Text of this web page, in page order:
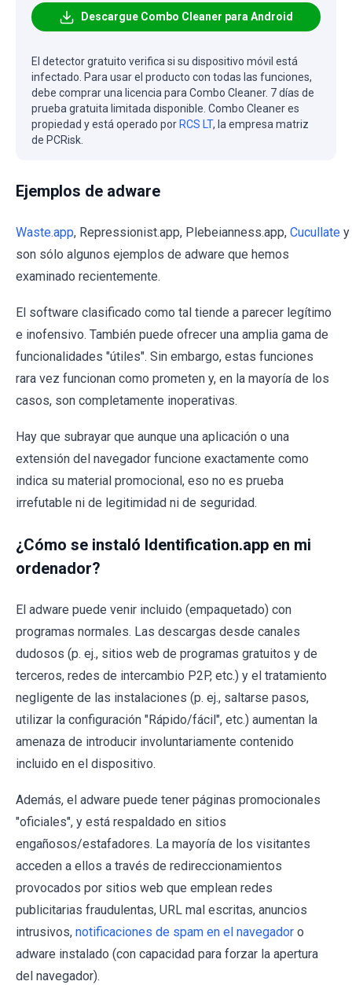
Descargue Combo Cleaner para Android
El detector gratuito verifica si su dispositivo móvil está
infectado. Para usar el producto con todas las funciones,
debe comprar una licencia para Combo Cleaner. 7 días de
prueba gratuita limitada disponible. Combo Cleaner es
propiedad y está operado por RCS LT, la empresa matriz
de PCRisk.
Ejemplos de adware
Waste.app, Repressionist.app, Plebeianness.app, Cucullate y
son sólo algunos ejemplos de adware que hemos
examinado recientemente.
El software clasificado como tal tiende a parecer legítimo
e inofensivo. También puede ofrecer una amplia gama de
funcionalidades "útiles". Sin embargo, estas funciones
rara vez funcionan como prometen y, en la mayoría de los
casos, son completamente inoperativas.
Hay que subrayar que aunque una aplicación o una
extensión del navegador funcione exactamente como
indica su material promocional, eso no es prueba
irrefutable ni de legitimidad ni de seguridad.
¿Cómo se instaló Identification.app en mi
ordenador?
El adware puede venir incluido (empaquetado) con
programas normales. Las descargas desde canales
dudosos (p. ej., sitios web de programas gratuitos y de
terceros, redes de intercambio P2P, etc.) y el tratamiento
negligente de las instalaciones (p. ej., saltarse pasos,
utilizar la configuración "Rápido/fácil", etc.) aumentan la
amenaza de introducir involuntariamente contenido
incluido en el dispositivo.
Además, el adware puede tener páginas promocionales
"oficiales", y está respaldado en sitios
engañosos/estafadores. La mayoría de los visitantes
acceden a ellos a través de redireccionamientos
provocados por sitios web que emplean redes
publicitarias fraudulentas, URL mal escritas, anuncios
intrusivos, notificaciones de spam en el navegador o
adware instalado (con capacidad para forzar la apertura
del navegador).